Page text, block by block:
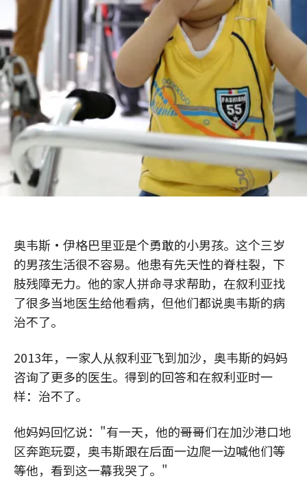
奥韦斯·伊格巴里亚是个勇敢的小男孩。这个三岁
的男孩生活很不容易。他患有先天性的脊柱裂，下
肢残障无力。他的家人拼命寻求帮助，在叙利亚找
了很多当地医生给他看病，但他们都说奥韦斯的病
治不了。
2013年，一家人从叙利亚飞到加沙，奥韦斯的妈妈
咨询了更多的医生。得到的回答和在叙利亚时一
样：治不了。
他妈妈回忆说："有一天，他的哥哥们在加沙港口地
区奔跑玩耍，奥韦斯跟在后面一边爬一边喊他们等
等他，看到这一幕我哭了。"